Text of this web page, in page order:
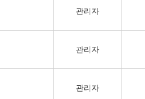
관리자
관리자
관리자